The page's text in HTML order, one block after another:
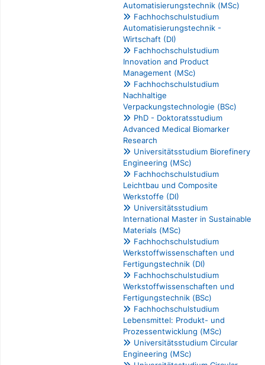
Automatisierungstechnik (MSc)
Fachhochschulstudium
Automatisierungstechnik -
Wirtschaft (DI)
Fachhochschulstudium
Innovation and Product
Management (MSc)
Fachhochschulstudium
Nachhaltige
Verpackungstechnologie (BSc)
PhD - Doktoratsstudium
Advanced Medical Biomarker
Research
Universitätsstudium Biorefinery
Engineering (MSc)
Fachhochschulstudium
Leichtbau und Composite
Werkstoffe (DI)
Universitätsstudium
International Master in Sustainable
Materials (MSc)
Fachhochschulstudium
Werkstoffwissenschaften und
Fertigungstechnik (DI)
Fachhochschulstudium
Werkstoffwissenschaften und
Fertigungstechnik (BSc)
Fachhochschulstudium
Lebensmittel: Produkt- und
Prozessentwicklung (MSc)
Universitätsstudium Circular
Engineering (MSc)